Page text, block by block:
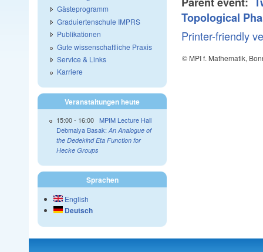
Topological
Printer-friendly
© MPI f. Mathematik,
Gästeprogramm
Graduiertenschule IMPRS
Publikationen
Gute wissenschaftliche Praxis
Service & Links
Karriere
Veranstaltungen heute
15:00- 16:00 MPIM Lecture Hall
Debmalya Basak: An Analogue of
the Dedekind Eta Function for
Hecke Groups
Sprachen
English
Deutsch